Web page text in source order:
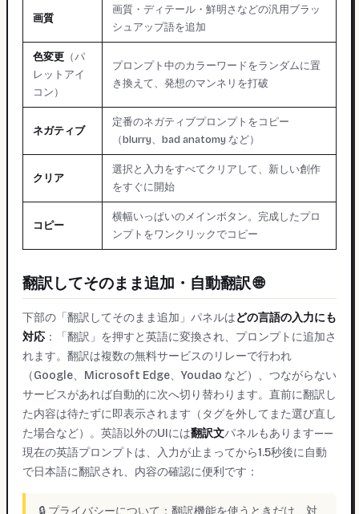
画質
画質・ディテール・鮮明さなどの汎用ブラッ
シュアップ語を追加
色変更 （パ
レットアイ
コン）
プロンプト中のカラーワードをランダムに置
き換えて、発想のマンネリを打破
ネガティブ
定番のネガティブプロンプトをコピー
（blurry、bad anatomy など）
クリア
選択と入力をすべてクリアして、新しい創作
をすぐに開始
コピー
横幅いっぱいのメインボタン。完成したプロ
ンプトをワンクリックでコピー
翻訳してそのまま追加・自動翻訳 🌐
下部の「翻訳してそのまま追加」パネルはどの言語の入力にも
対応 ：「翻訳」を押すと英語に変換され、プロンプトに追加さ
れます。翻訳は複数の無料サービスのリレーで行われ
（Google、Microsoft Edge、Youdao など）、つながらない
サービスがあれば自動的に次へ切り替わります。直前に翻訳し
た内容は待たずに即表示されます（タグを外してまた選び直し
た場合など）。英語以外のUIには翻訳文パネルもあります——
現在の英語プロンプトは、入力が止まってから1.5秒後に自動
で日本語に翻訳され、内容の確認に便利です：